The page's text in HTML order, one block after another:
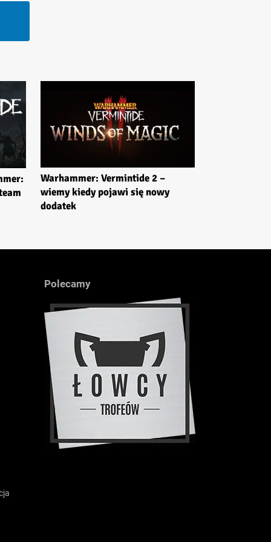
Warhammer: Vermintide 2 –
wiemy kiedy pojawi się nowy
dodatek
Polecamy